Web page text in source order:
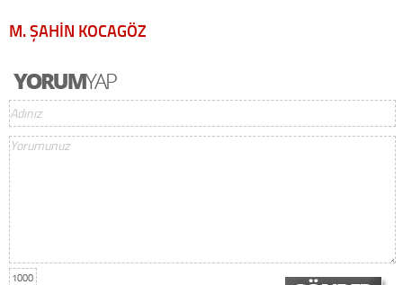
M. ŞAHİN KOCAGÖZ
1000